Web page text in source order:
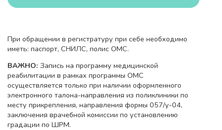
При обращении в регистратуру при себе необходимо
иметь: паспорт, СНИЛС, полис ОМС.
ВАЖНО: Запись на программу медицинской
реабилитации в рамках программы ОМС
осуществляется только при наличии оформленного
электронного талона-направления из поликлиники по
месту прикрепления, направления формы 057/у-04,
заключения врачебной комиссии по установлению
градации по ШРМ.